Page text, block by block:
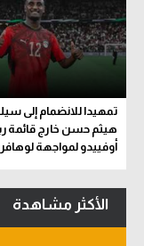
تمهيدا للانضمام إلى
هيثم حسن خارج قائمة
أوفييدو لمواجهة لوهافر
الأكثر مشاهدة